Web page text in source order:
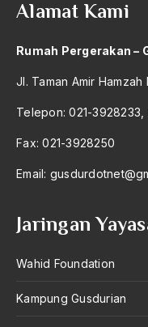
Alamat Kami
Rumah Pergerakan –
Jl. Taman Amir
Telepon: 021-3928233,
Fax: 021-3928250
Email:
Jaringan
Wahid Foundation
Kampung Gusdurian